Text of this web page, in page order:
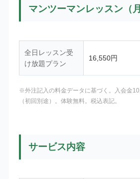
マンツーマンレッスン（
全日レッスン受
け放題プラン
16,550円
※外注記入の料金データに基づく。入会金
（初回別途）。体験無料。税込表記。
サービス内容